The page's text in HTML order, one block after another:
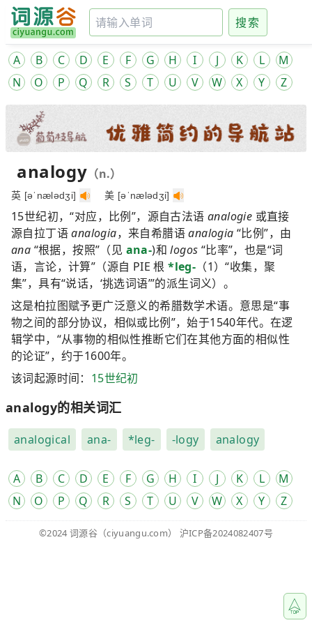
搜索
A B C D E F G H I J K L
M
N
O P Q R S T U V W X Y Z
analogy （n.）
英 [əˈnælədʒi] 美 [əˈnælədʒi]
15世纪初，“对应，比例”，源自古法语 analogie 或直接
源自拉丁语analogia，来自希腊语analogia “比例”，由
ana “根据，按照”（见 ana-)和logos “比率”，也是“词
语，言论，计算”（源自 PIE 根*leg- （1）“收集，聚
集”，具有“说话，‘挑选词语’”的派生词义）。
这是柏拉图赋予更广泛意义的希腊数学术语。意思是“事
物之间的部分协议，相似或比例”，始于1540年代。在逻
辑学中，“从事物的相似性推断它们在其他方面的相似性
的论证”，约于1600年。
该词起源时间： 15世纪初
analogy的相关词汇
analogical ana- *leg- -logy analogy
A B C D E F G H I J K L
M
N
O P Q R S T U V W X Y Z
©2024 词源谷 （ciyuangu.com） 沪ICP备2024082407号